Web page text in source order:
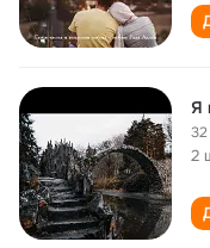
Я
32
2